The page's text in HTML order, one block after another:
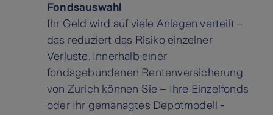
Fondsauswahl
Ihr Geld wird auf viele Anlagen verteilt –
das reduziert das Risiko einzelner
Verluste. Innerhalb einer
fondsgebundenen Rentenversicherung
von Zurich können Sie – Ihre Einzelfonds
oder Ihr gemanagtes Depotmodell -